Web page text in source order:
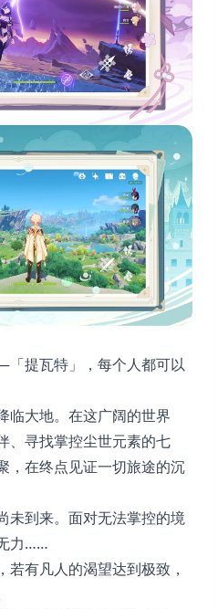
提瓦特」，每个人都可以
临大地。在这广阔的世界
、寻找掌控尘世元素的七
，在终点见证一切旅途的沉
未到来。面对无法掌控的境
力……
有凡人的渴望达到极致，